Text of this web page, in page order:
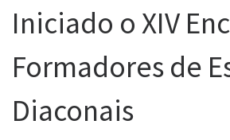
Iniciado o XIV
Formadores de
Diaconais